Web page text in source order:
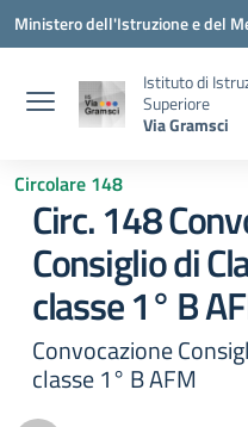
Vai ai contenuti
Vai al menu di navigazione
Vai al footer
Ministero dell'Istruzione e del
Istituto di
Superiore
Via Gramsci
Circolare 148
Circ. 148
Consiglio di
classe 1° B
Convocazione
classe 1° B AFM